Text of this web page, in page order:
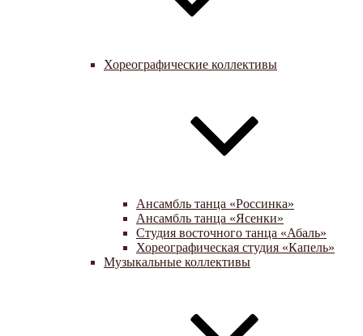
Хореографические коллективы
Ансамбль танца «Россинка»
Ансамбль танца «Ясенки»
Студия восточного танца «Абаль»
Хореографическая студия «Капель»
Музыкальные коллективы